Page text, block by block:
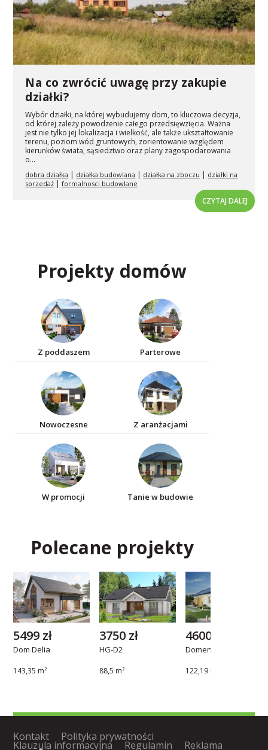
Na co zwrócić uwagę przy zakupie
działki?
Wybór działki, na której wybudujemy dom, to kluczowa decyzja,
od której zależy powodzenie całego przedsięwzięcia. Ważna
jest nie tylko jej lokalizacja i wielkość, ale także ukształtowanie
terenu, poziom wód gruntowych, zorientowanie względem
kierunków świata, sąsiedztwo oraz plany zagospodarowania
o...
dobra działka | działka budowlana | działka na zboczu | działki na
sprzedaż |formalnosci budowlane
CZYTAJ DALEJ
Projekty domów
Z poddaszem Parterowe
Nowoczesne Z aranżacjami
W promocji Tanie w budowie
Polecane projekty
Dom Delia
143,35 m²
5499 zł
HG-D2
88,5 m²
3750 zł
Domena 112 B1
122,19 m²
4600 zł
Kontakt Polityka prywatności
Klauzula informacyjna Regulamin Reklama